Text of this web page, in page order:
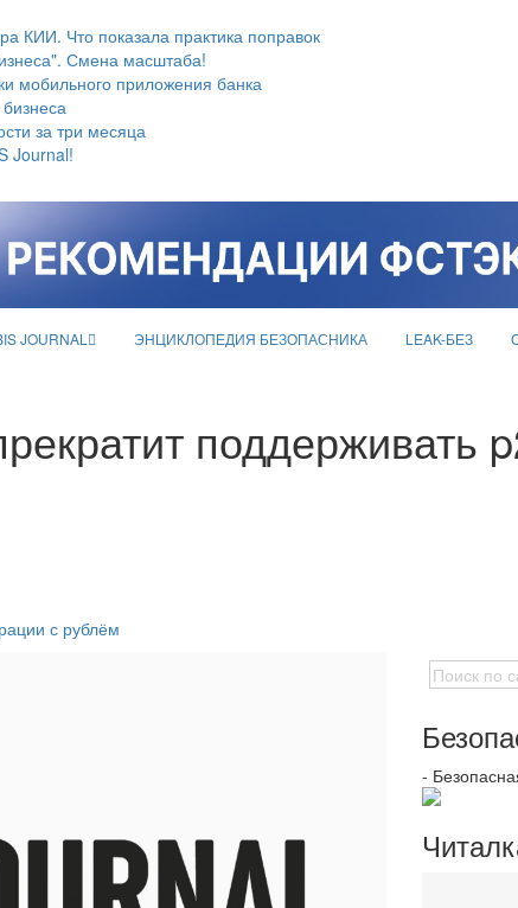
КИИ. Что показала практика поправок
Смена масштаба!
мобильного приложения банка
за три месяца
Journal!
JOURNAL ЭНЦИКЛОПЕДИЯ БЕЗОПАСНИКА LEAK-БЕЗ
поддерживать
с рублём
-